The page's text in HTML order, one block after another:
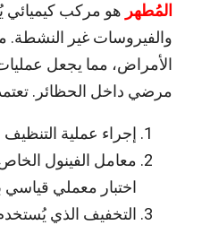
المُطهر هو مركب كيميائي
والفيروسات غير النشطة.
الأمراض، مما يجعل
مرضي داخل الحظائر.
إجراء عملية التنظيف
معامل الفينول
اختبار معملي
التخفيف الذي